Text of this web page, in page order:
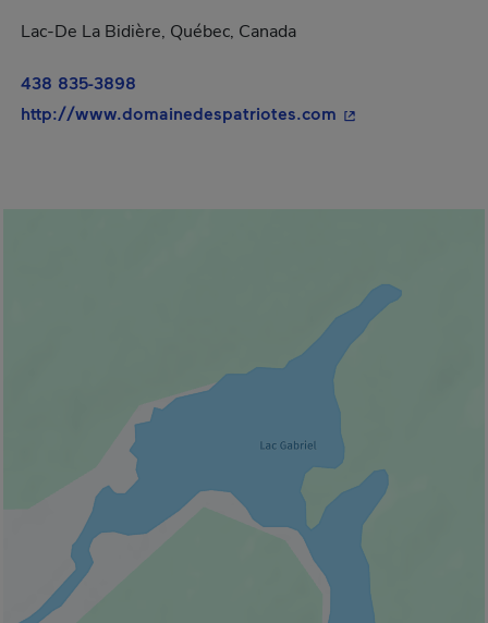
Lac-De La Bidière, Québec, Canada
438 835-3898
http://www.domainedespatriotes.com - Cet hyperlien